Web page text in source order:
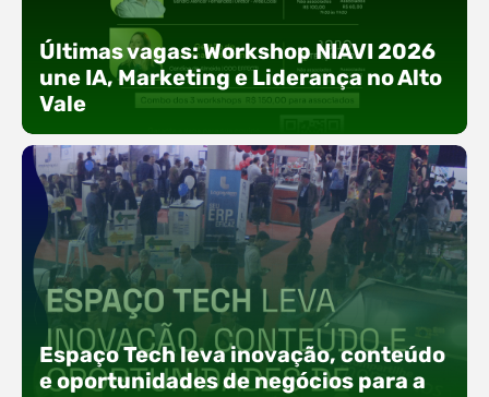
Últimas vagas: Workshop NIAVI 2026
une IA, Marketing e Liderança no Alto
Vale
Com o objetivo de impulsionar a produtividade, a
presença digital e a gestão nas empresas do
Alto Vale, o Núcleo de Tecnologia da Informação
(NIAVI), Polo ACATE-ACIRS, realiza a edição
Espaço Tech leva inovação, conteúdo
e oportunidades de negócios para a